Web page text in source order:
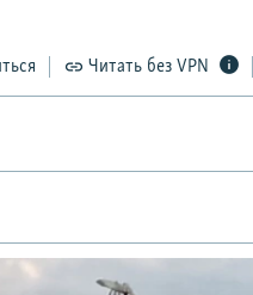
Читать без VPN